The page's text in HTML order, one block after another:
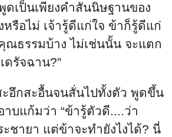
ดเป็นเพียงคำสันนิษฐานของ
หรือไม่ เจ้ารู้ดีแก่ใจ ข้าก็รู้ดีแก่
ณธรรมบ้าง ไม่เช่นนั้น จะแตก
ดรัจฉาน?”
ะอึกสะอื้นจนสั่นไปทั้งตัว พูดขึ้น
บแก้มว่า “ข้ารู้ตัวดี....ว่า
ชายา แต่ข้าจะทำยังไงได้? นี่